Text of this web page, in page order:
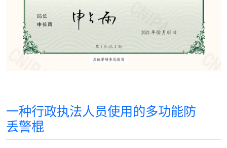
一种行政执法人员使用的多功能防
丢警棍